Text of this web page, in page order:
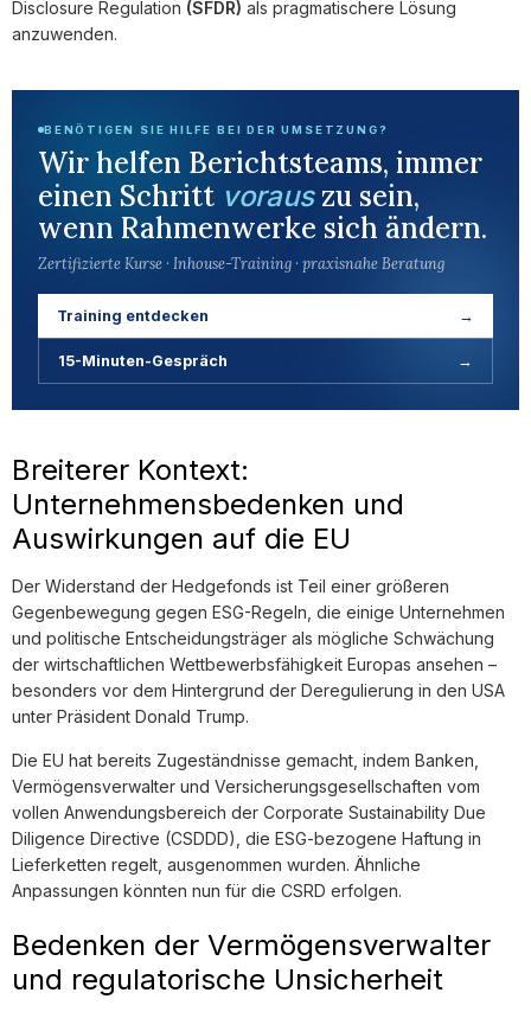
Disclosure Regulation (SFDR) als pragmatischere Lösung
anzuwenden.
BENÖTIGEN SIE HILFE BEI DER UMSETZUNG?
Wir helfen Berichtsteams, immer
einen Schritt vorauszu sein,
wenn Rahmenwerke sich ändern.
Zertifizierte Kurse · Inhouse-Training · praxisnahe Beratung
Training entdecken →
15-Minuten-Gespräch →
Breiterer Kontext:
Unternehmensbedenken und
Auswirkungen auf die EU
Der Widerstand der Hedgefonds ist Teil einer größeren
Gegenbewegung gegen ESG-Regeln, die einige Unternehmen
und politische Entscheidungsträger als mögliche Schwächung
der wirtschaftlichen Wettbewerbsfähigkeit Europas ansehen –
besonders vor dem Hintergrund der Deregulierung in den USA
unter Präsident Donald Trump.
Die EU hat bereits Zugeständnisse gemacht, indem Banken,
Vermögensverwalter und Versicherungsgesellschaften vom
vollen Anwendungsbereich der Corporate Sustainability Due
Diligence Directive (CSDDD), die ESG-bezogene Haftung in
Lieferketten regelt, ausgenommen wurden. Ähnliche
Anpassungen könnten nun für die CSRD erfolgen.
Bedenken der Vermögensverwalter
und regulatorische Unsicherheit